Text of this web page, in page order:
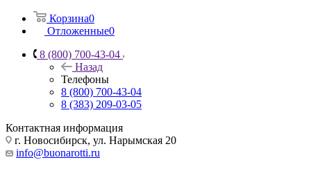
Корзина0
Отложенные0
8 (800) 700-43-04
Назад
Телефоны
8 (800) 700-43-04
8 (383) 209-03-05
Контактная информация
г. Новосибирск, ул. Нарымская 20
info@buonarotti.ru